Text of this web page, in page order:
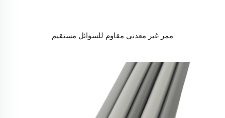
ممر غير معدني مقاوم للسوائل مستقيم